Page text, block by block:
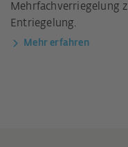
Mehrfachverriegelung
Entriegelung.
Mehr erfahren